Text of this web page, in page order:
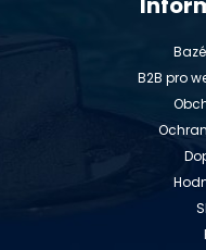
B2B pro